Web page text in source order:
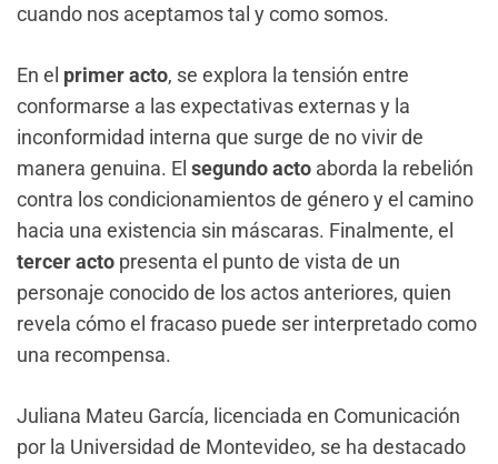
cuando nos aceptamos tal y como somos.
En el primer acto, se explora la tensión entre
conformarse a las expectativas externas y la
inconformidad interna que surge de no vivir de
manera genuina. El segundo acto aborda la rebelión
contra los condicionamientos de género y el camino
hacia una existencia sin máscaras. Finalmente, el
tercer acto presenta el punto de vista de un
personaje conocido de los actos anteriores, quien
revela cómo el fracaso puede ser interpretado como
una recompensa.
Juliana Mateu García, licenciada en Comunicación
por la Universidad de Montevideo, se ha destacado